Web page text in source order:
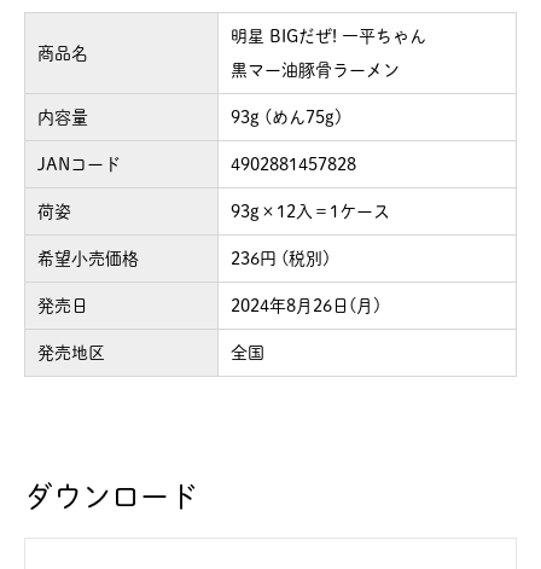
商品名
明星 BIGだぜ! 一平ちゃん
黒マー油豚骨ラーメン
内容量 93g (めん75g)
JANコード 4902881457828
荷姿 93g×12入＝1ケース
希望小売価格 236円 (税別)
発売日 2024年8月26日(月)
発売地区 全国
ダウンロード